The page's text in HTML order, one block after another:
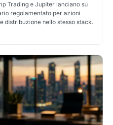
Trading e Jupiter lanciano su
regolamentato per azioni
distribuzione nello stesso stack.